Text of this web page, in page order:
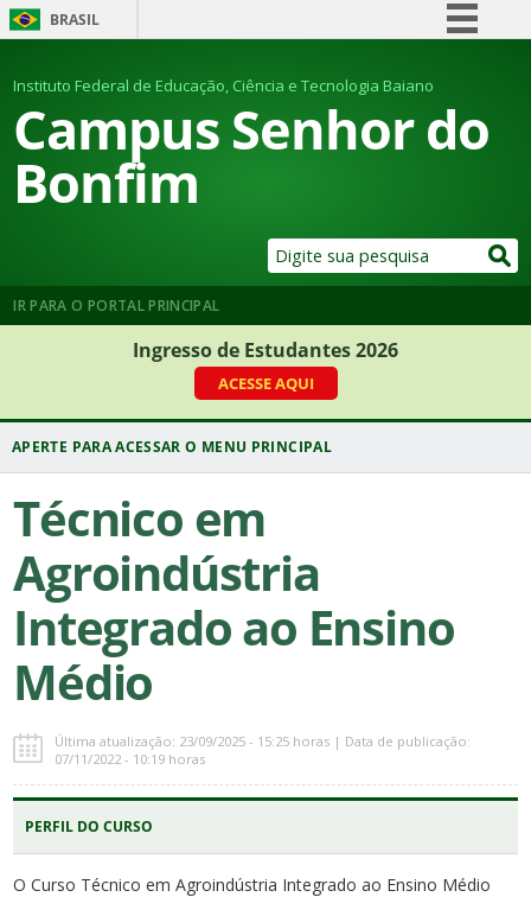
BRASIL
Comunica BR
Participe
Instituto Federal de Educação, Ciência e Tecnologia Baiano
Campus Senhor do
Bonfim
IR PARA O PORTAL PRINCIPAL
Ingresso de Estudantes 2026
ACESSE AQUI
Técnico em
Agroindústria
Integrado ao Ensino
Médio
Última atualização: 23/09/2025 - 15:25 horas | Data de publicação:
07/11/2022 - 10:19 horas
PERFIL DO CURSO
O Curso Técnico em Agroindústria Integrado ao Ensino Médio